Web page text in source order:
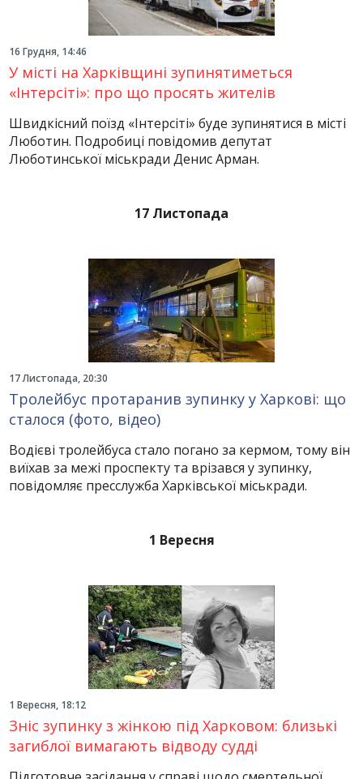
16 Грудня, 14:46
У місті на Харківщині зупинятиметься
«Інтерсіті»: про що просять жителів
Швидкісний поїзд «Інтерсіті» буде зупинятися в місті
Люботин. Подробиці повідомив депутат
Люботинської міськради Денис Арман.
17 Листопада
17 Листопада, 20:30
Тролейбус протаранив зупинку у Харкові: що
сталося (фото, відео)
Водієві тролейбуса стало погано за кермом, тому він
виїхав за межі проспекту та врізався у зупинку,
повідомляє пресслужба Харківської міськради.
1 Вересня
1 Вересня, 18:12
Зніс зупинку з жінкою під Харковом: близькі
загиблої вимагають відводу судді